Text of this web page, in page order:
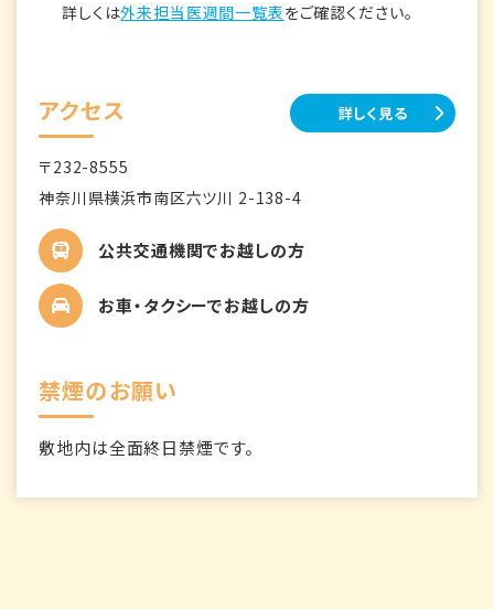
詳しくは外来担当医週間一覧表をご確認ください。
アクセス 詳しく見る
〒232-8555
神奈川県横浜市南区六ツ川 2-138-4
公共交通機関でお越しの方
お車・タクシーでお越しの方
禁煙のお願い
敷地内は全面終日禁煙です。